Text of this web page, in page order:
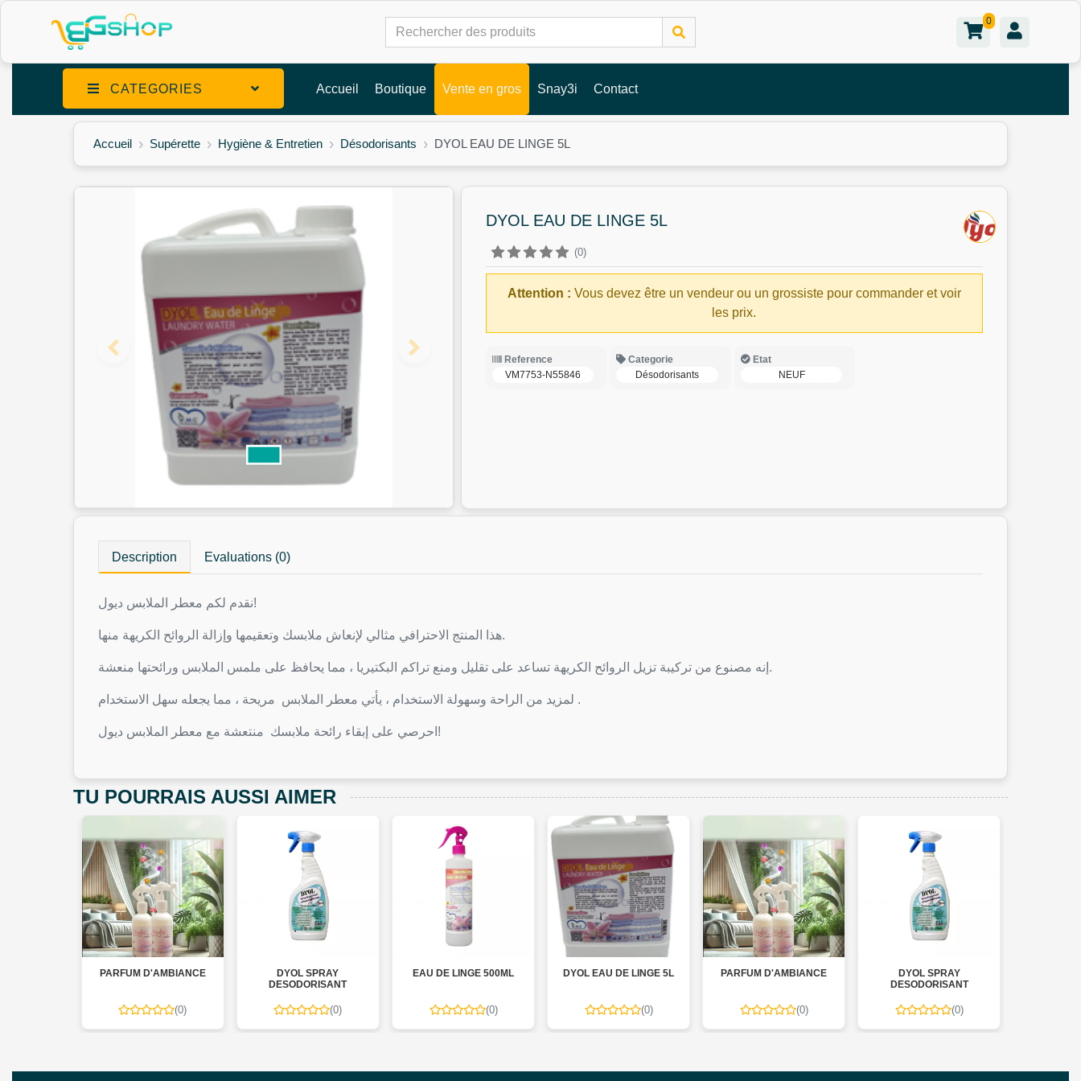
0
CATEGORIES Accueil Boutique Vente en gros Snay3i Contact
Accueil Supérette Hygiène & Entretien Désodorisants DYOL EAU DE LINGE 5L
DYOL EAU DE LINGE 5L
(0)
Attention : Vous devez être un vendeur ou un grossiste pour commander et voir
les prix.
Reference
VM7753-N55846
Categorie
Désodorisants
Etat
NEUF
Description Evaluations (0)
نقدم لكم معطر الملابس ديول!
هذا المنتج الاحترافي مثالي لإنعاش ملابسك وتعقيمها وإزالة الروائح الكريهة منها.
إنه مصنوع من تركيبة تزيل الروائح الكريهة تساعد على تقليل ومنع تراكم البكتيريا ، مما يحافظ على ملمس الملابس ورائحتها منعشة.
لمزيد من الراحة وسهولة الاستخدام ، يأتي معطر الملابس مريحة ، مما يجعله سهل الاستخدام .
احرصي على إبقاء رائحة ملابسك منتعشة مع معطر الملابس ديول!
TU POURRAIS AUSSI AIMER
PARFUM D'AMBIANCE
(0)
DYOL SPRAY
DESODORISANT
(0)
EAU DE LINGE 500ML
(0)
DYOL EAU DE LINGE 5L
(0)
PARFUM D'AMBIANCE
(0)
DYOL SPRAY
DESODORISANT
(0)